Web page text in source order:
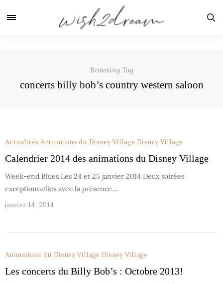
Browsing Tag
concerts billy bob’s country western saloon
Actualités Animations du Disney Village Disney Village
Calendrier 2014 des animations du Disney Village
Week-end Blues Les 24 et 25 janvier 2014 Deux soirées
exceptionnelles avec la présence…
janvier 14, 2014
Animations du Disney Village Disney Village
Les concerts du Billy Bob’s : Octobre 2013!